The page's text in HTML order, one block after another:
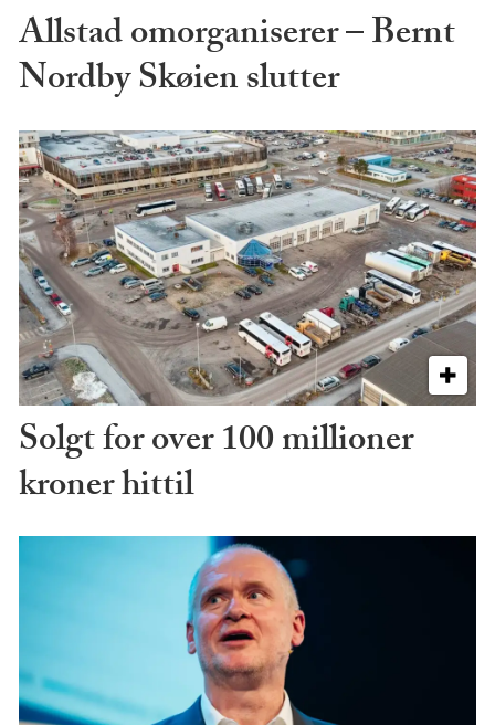
Allstad omorganiserer – Bernt
Nordby Skøien slutter
Solgt for over 100 millioner
kroner hittil